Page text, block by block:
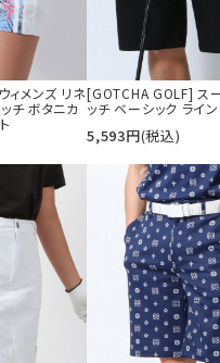
ィメンズ リネ
チ ボタニカ
[GOTCHA GOLF] ス
ッチ ベーシック ライ
5,593円(税込)